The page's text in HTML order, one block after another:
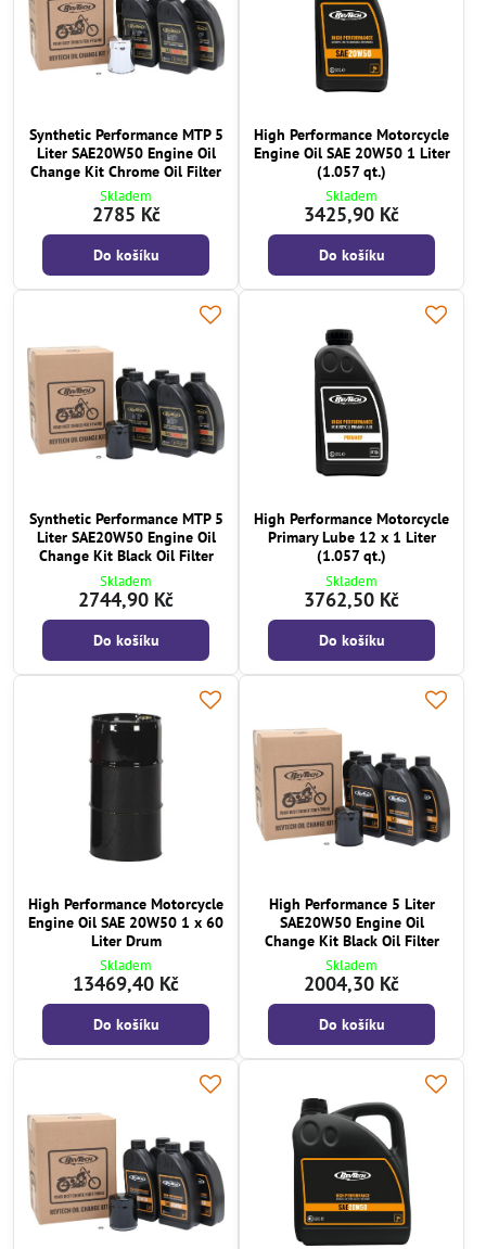
Synthetic Performance MTP 5
Liter SAE20W50 Engine Oil
Change Kit Chrome Oil Filter
Skladem
2785 Kč
Do košíku
High Performance Motorcycle
Engine Oil SAE 20W50 1 Liter
(1.057 qt.)
Skladem
3425,90 Kč
Do košíku
Synthetic Performance MTP 5
Liter SAE20W50 Engine Oil
Change Kit Black Oil Filter
Skladem
2744,90 Kč
Do košíku
High Performance Motorcycle
Primary Lube 12 x 1 Liter
(1.057 qt.)
Skladem
3762,50 Kč
Do košíku
High Performance Motorcycle
Engine Oil SAE 20W50 1 x 60
Liter Drum
Skladem
13469,40 Kč
Do košíku
High Performance 5 Liter
SAE20W50 Engine Oil
Change Kit Black Oil Filter
Skladem
2004,30 Kč
Do košíku